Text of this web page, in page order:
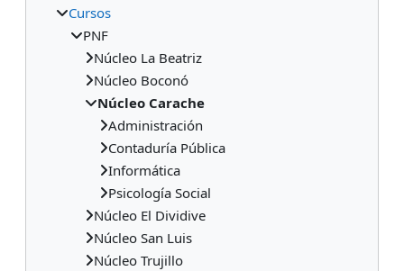
Cursos
PNF
Núcleo La Beatriz
Núcleo Boconó
Núcleo Carache
Administración
Contaduría Pública
Informática
Psicología Social
Núcleo El Dividive
Núcleo San Luis
Núcleo Trujillo